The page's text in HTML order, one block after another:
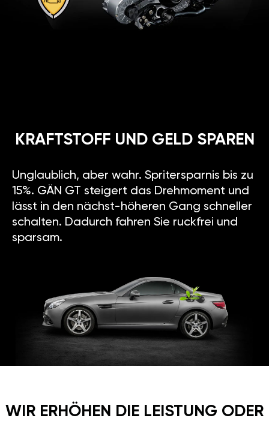
KRAFTSTOFF UND GELD SPAREN
Unglaublich, aber wahr. Spritersparnis bis zu
15%. GÄN GT steigert das Drehmoment und
lässt in den nächst-höheren Gang schneller
schalten. Dadurch fahren Sie ruckfrei und
sparsam.
WIR ERHÖHEN DIE LEISTUNG ODER